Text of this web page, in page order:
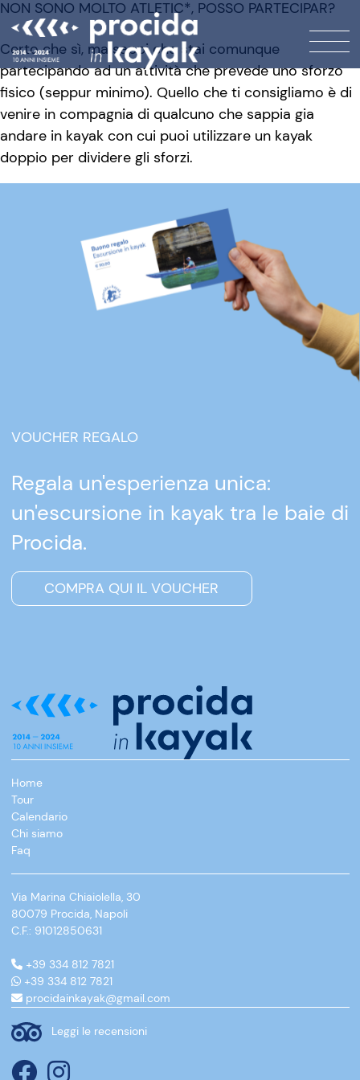
NON SONO MOLTO ATLETIC*, POSSO PARTECIPAR?
Certo che sì, ma sappi che stai comunque
partecipando ad un attività che prevede uno sforzo
fisico (seppur minimo). Quello che ti consigliamo è di
venire in compagnia di qualcuno che sappia gia
andare in kayak con cui puoi utilizzare un kayak
doppio per dividere gli sforzi.
VOUCHER REGALO
Regala un'esperienza unica:
un'escursione in kayak tra le baie di
Procida.
COMPRA QUI IL VOUCHER
Home
Tour
Calendario
Chi siamo
Faq
Via Marina Chiaiolella, 30
80079 Procida, Napoli
C.F.: 91012850631
+39 334 812 7821
+39 334 812 7821
procidainkayak@gmail.com
Leggi le recensioni